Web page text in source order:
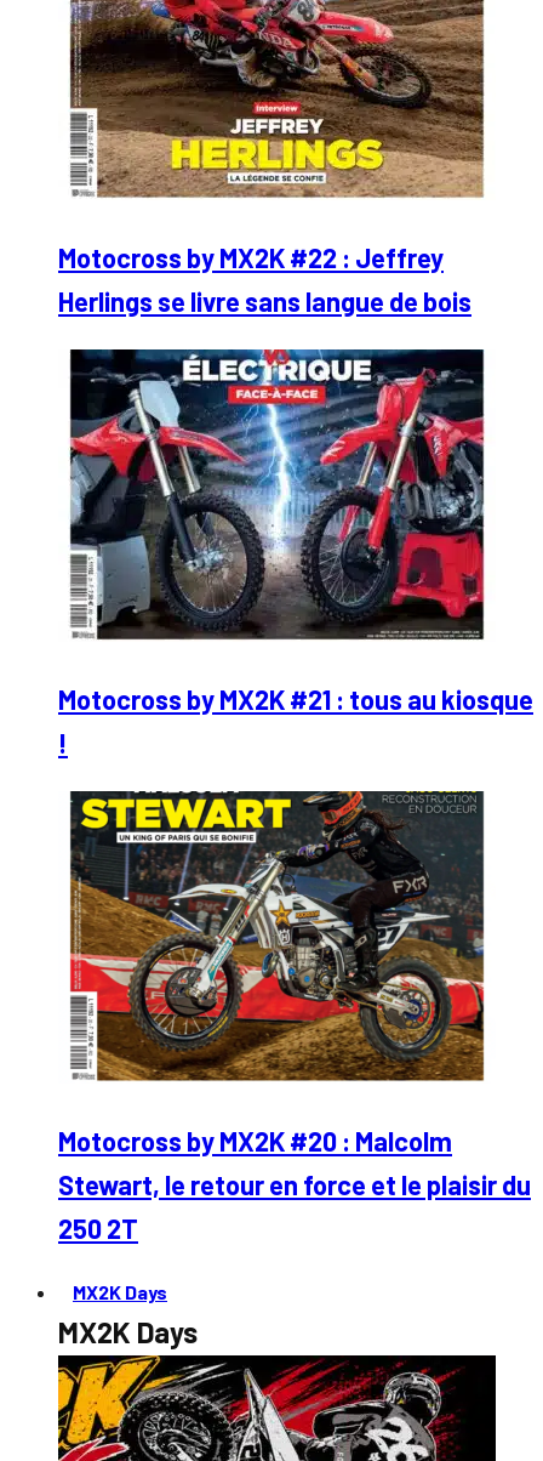
Motocross by MX2K #22 : Jeffrey
Herlings se livre sans langue de bois
Motocross by MX2K #21 : tous au kiosque
!
Motocross by MX2K #20 : Malcolm
Stewart, le retour en force et le plaisir du
250 2T
MX2K Days
MX2K Days